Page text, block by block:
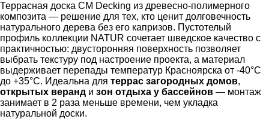
Террасная доска CM Decking из древесно-полимерного
композита — решение для тех, кто ценит долговечность
натурального дерева без его капризов. Пустотелый
профиль коллекции NATUR сочетает шведское качество с
практичностью: двусторонняя поверхность позволяет
выбрать текстуру под настроение проекта, а материал
выдерживает перепады температур Красноярска от -40°C
до +35°C. Идеальна для террас загородных домов,
открытых веранд и зон отдыха у бассейнов — монтаж
занимает в 2 раза меньше времени, чем укладка
натуральной доски.